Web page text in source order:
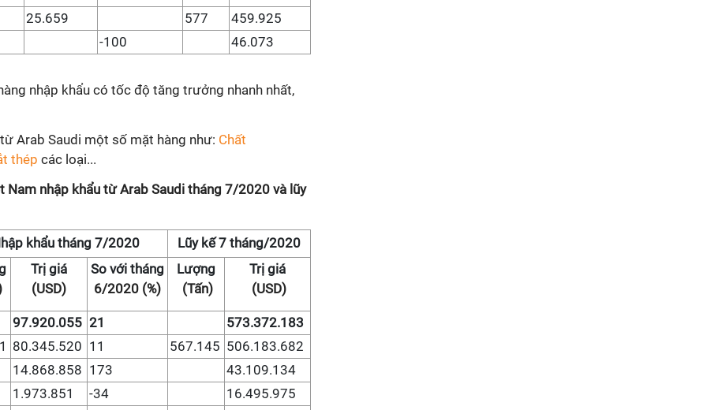
25.659 577
459.925
-100 46.073
nhập khẩu có tốc độ tăng trưởng nhanh nhất,
Arab Saudi một số mặt hàng như: Chất
thép các loại...
Nam nhập khẩu từ Arab Saudi tháng 7/2020 và lũy
khẩu tháng 7/2020
Lũy kế 7 tháng/2020
Trị giá
(USD)
So với tháng
6/2020 (%)
Lượng
(Tấn)
Trị giá
(USD)
97.920.055 21
573.372.183
80.345.520 11 567.145 506.183.682
14.868.858 173
43.109.134
1.973.851 -34
16.495.975